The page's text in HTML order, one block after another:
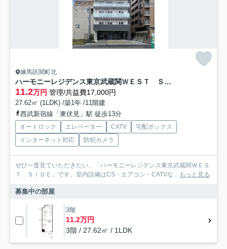
練馬区関町北
ハーモニーレジデンス東京武蔵関ＷＥＳＴ ＳＩＤＥ
11.2万円 管理/共益費17,000円
27.62㎡ (1LDK) /築1年 /11階建
西武新宿線「東伏見」駅 徒歩13分
オートロック エレベーター CATV
宅配ボックス
インターネット対応
防犯カメラ
ぜひ一度見ていただきたい、「ハーモニーレジデンス東京武蔵関ＷＥＳ
Ｔ ＳＩＤＥ」です。室内設備はCS・エアコン・CATVな... もっと見る
募集中の部屋
3階
11.2万円
3階 / 27.62㎡ / 1LDK